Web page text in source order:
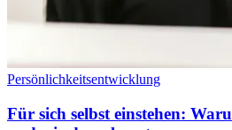
Persönlichkeitsentwicklung
Für sich selbst einstehen: